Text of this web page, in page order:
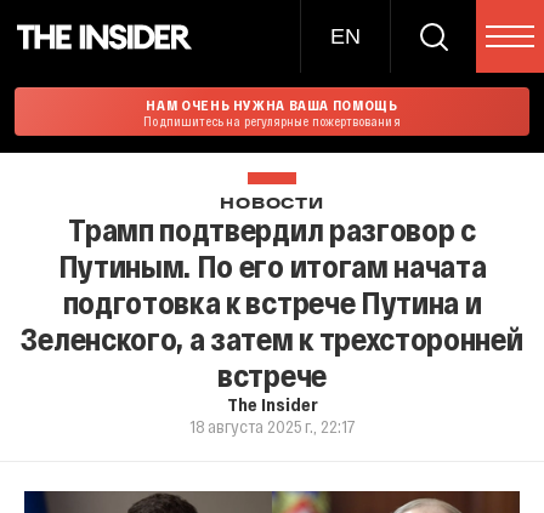
EN
НАМ ОЧЕНЬ НУЖНА ВАША ПОМОЩЬ
Подпишитесь на регулярные пожертвования
НОВОСТИ
Трамп подтвердил разговор с
Путиным. По его итогам начата
подготовка к встрече Путина и
Зеленского, а затем к трехсторонней
встрече
The Insider
18 августа 2025 г., 22:17